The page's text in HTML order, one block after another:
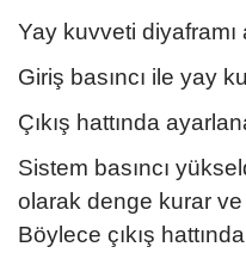
Yay kuvveti diyaframı
Giriş basıncı ile yay
Çıkış hattında
Sistem basıncı
olarak denge kurar ve
Böylece çıkış